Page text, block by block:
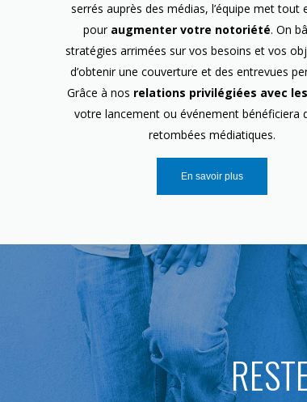
serrés auprès des médias, l’équipe met tout
pour augmenter votre notoriété. On
stratégies arrimées sur vos besoins et vos
d’obtenir une couverture et des entrevues
Grâce à nos relations privilégiées avec
votre lancement ou événement bénéficiera
retombées médiatiques.
En savoir plus